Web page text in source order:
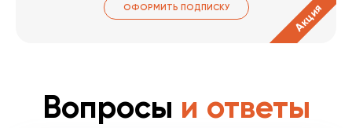
ОФОРМИТЬ ПОДПИСКУ Акция
Вопросы и ответы